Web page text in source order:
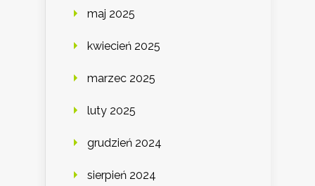
maj 2025
kwiecień 2025
marzec 2025
luty 2025
grudzień 2024
sierpień 2024